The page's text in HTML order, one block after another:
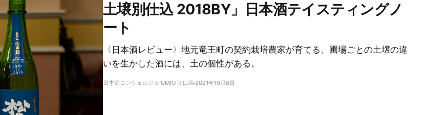
土壌別仕込 2018BY」日本酒テイスティングノ
ート
〈日本酒レビュー〉地元竜王町の契約栽培農家が育てる、圃場ごとの土壌の違
いを生かした酒には、土の個性がある。
日本酒コンシェルジュ UMIO 江口崇 2021年10月8日